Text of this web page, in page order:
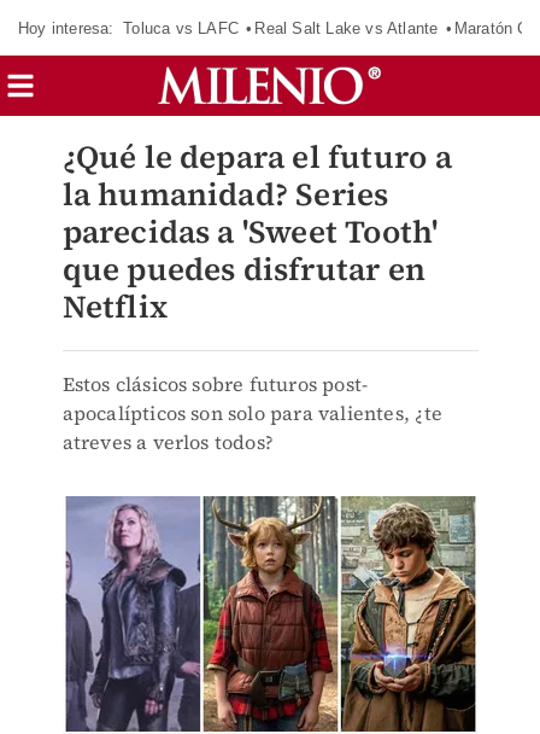
Hoy interesa: Toluca vs LAFC Real Salt Lake vs Atlante Maratón
¿Qué le depara el futuro a
la humanidad? Series
parecidas a 'Sweet Tooth'
que puedes disfrutar en
Netflix
Estos clásicos sobre futuros post-
apocalípticos son solo para valientes, ¿te
atreves a verlos todos?